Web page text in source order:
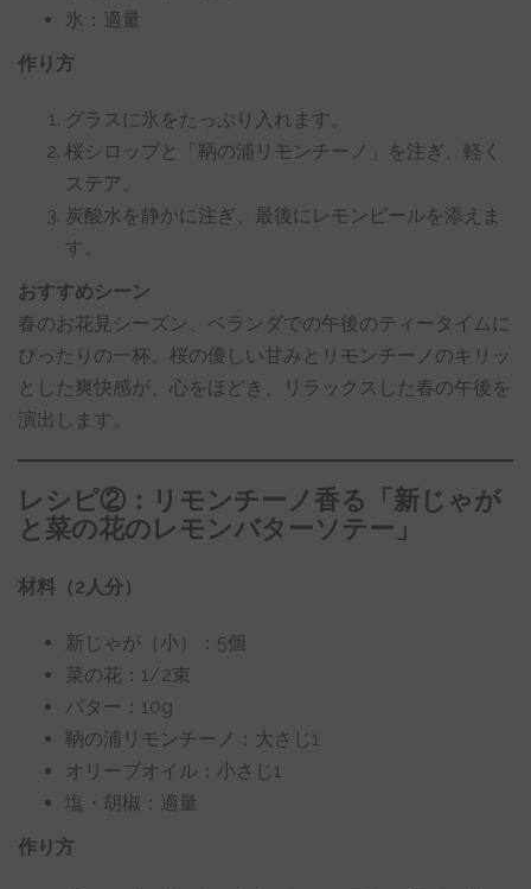
氷：適量
作り方
グラスに氷をたっぷり入れます。
桜シロップと「鞆の浦リモンチーノ」を注ぎ、軽く
ステア。
炭酸水を静かに注ぎ、最後にレモンピールを添えま
す。
おすすめシーン
春のお花見シーズン、ベランダでの午後のティータイムに
ぴったりの一杯。桜の優しい甘みとリモンチーノのキリッ
とした爽快感が、心をほどき、リラックスした春の午後を
演出します。
レシピ②：リモンチーノ香る「新じゃが
と菜の花のレモンバターソテー」
材料（2人分）
新じゃが（小）：5個
菜の花：1/2束
バター：10g
鞆の浦リモンチーノ：大さじ1
オリーブオイル：小さじ1
塩・胡椒：適量
作り方